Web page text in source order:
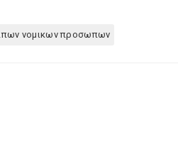
νομικων προσωπων